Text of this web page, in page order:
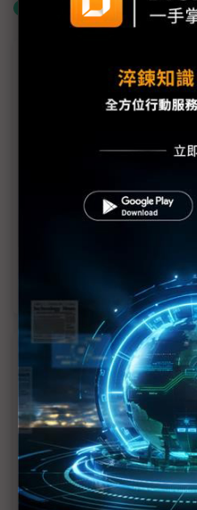
什麼是「關鍵字追蹤」
議題精選－
中國半導體設備支出轉
半導體黃金時刻到來 日
AI晶片兩大新戰場浮上
隨半導體、汽車業擴張
近７天熱門報導
MLCC訂單過熱、出
建熱潮將趨緩
2027全年記憶體產
宣」只怕買不夠